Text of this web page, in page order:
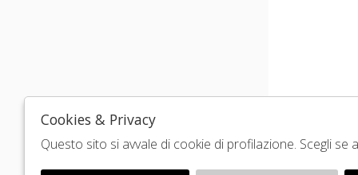
Cookies & Privacy
Questo sito si avvale di cookie di profilazione. Scegli